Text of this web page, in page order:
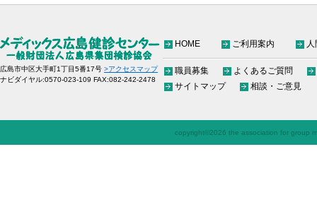
広島市中区大手町1丁目5番17号 >アクセスマップ
ナビダイヤル:0570-023-109 FAX:082-242-2478
HOME ご利用案内
職員募集
よくあるご質問
サイトマップ
相談・ご意見
copyright© 2026 the association for group